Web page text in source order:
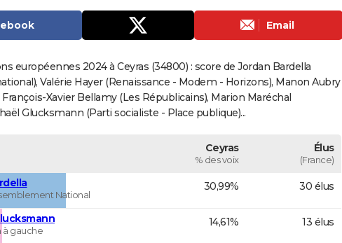
Email
européennes 2024 à Ceyras (34800) : score de Jordan Bardella
Valérie Hayer (Renaissance - Modem - Horizons), Manon Aubry
Xavier Bellamy (Les Républicains), Marion Maréchal
Glucksmann (Parti socialiste - Place publique)...
Ceyras
% des voix
Élus
(France)
National
30,99% 30 élus
à gauche
14,61% 13 élus